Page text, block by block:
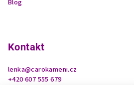
Blog
Kontakt
lenka@carokameni.cz
+420 607 555 679